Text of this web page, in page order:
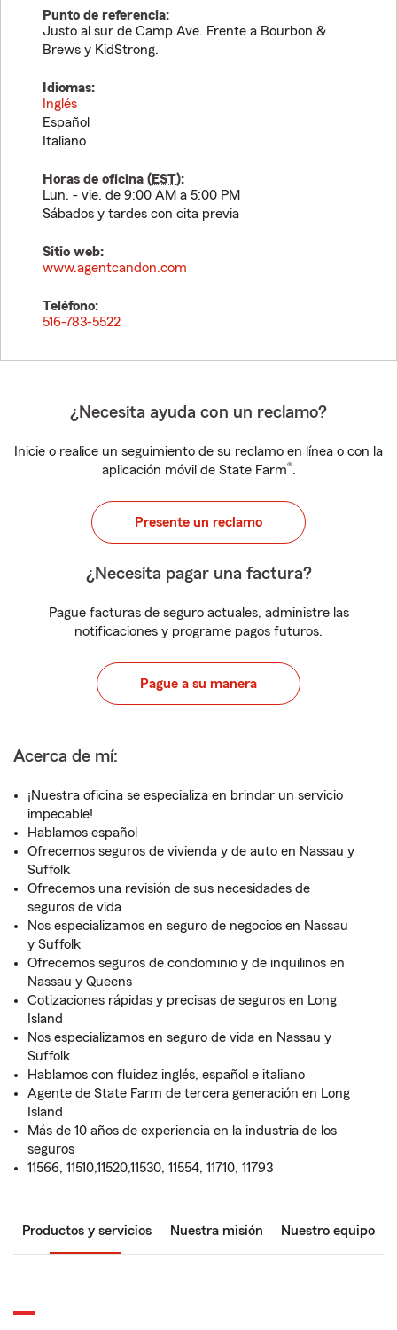
Punto de referencia:
Justo al sur de Camp Ave. Frente a Bourbon &
Brews y KidStrong.
Idiomas:
Inglés
Español
Italiano
Horas de oficina (EST):
Lun. - vie. de 9:00 AM a 5:00 PM
Sábados y tardes con cita previa
Sitio web:
www.agentcandon.com
Teléfono:
516-783-5522
¿Necesita ayuda con un reclamo?
Inicie o realice un seguimiento de su reclamo en línea o con la
aplicación móvil de State Farm®.
Presente un reclamo
¿Necesita pagar una factura?
Pague facturas de seguro actuales, administre las
notificaciones y programe pagos futuros.
Pague a su manera
Acerca de mí:
¡Nuestra oficina se especializa en brindar un servicio
impecable!
Hablamos español
Ofrecemos seguros de vivienda y de auto en Nassau y
Suffolk
Ofrecemos una revisión de sus necesidades de
seguros de vida
Nos especializamos en seguro de negocios en Nassau
y Suffolk
Ofrecemos seguros de condominio y de inquilinos en
Nassau y Queens
Cotizaciones rápidas y precisas de seguros en Long
Island
Nos especializamos en seguro de vida en Nassau y
Suffolk
Hablamos con fluidez inglés, español e italiano
Agente de State Farm de tercera generación en Long
Island
Más de 10 años de experiencia en la industria de los
seguros
11566, 11510,11520,11530, 11554, 11710, 11793
Productos y servicios Nuestra misión Nuestro equipo